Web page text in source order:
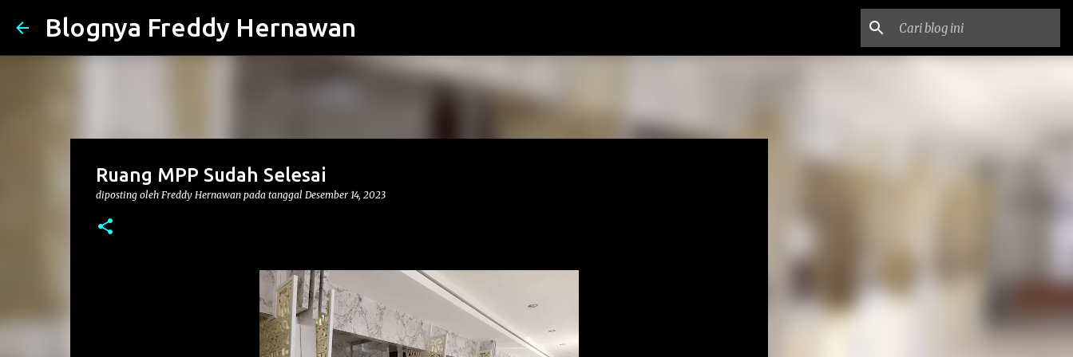
Blognya Freddy Hernawan
Ruang MPP Sudah Selesai
diposting oleh Freddy Hernawan pada tanggal Desember 14, 2023